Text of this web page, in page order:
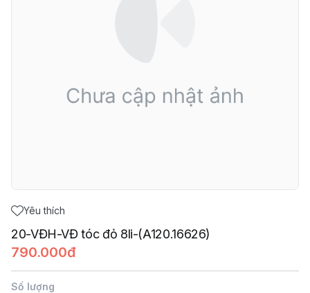
Yêu thích
20-VĐH-VĐ tóc đỏ 8li-(A120.16626)
790.000đ
Số lượng